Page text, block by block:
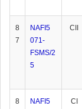
8
7
NAFI5
071-
FSMS/2
5
CII
8
NAFI5
CI